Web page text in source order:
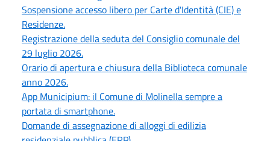
Sospensione accesso libero per Carte d'Identità (CIE) e
Residenze.
Registrazione della seduta del Consiglio comunale del
29 luglio 2026.
Orario di apertura e chiusura della Biblioteca comunale
anno 2026.
App Municipium: il Comune di Molinella sempre a
portata di smartphone.
Domande di assegnazione di alloggi di edilizia